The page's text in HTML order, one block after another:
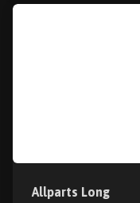
Allparts Long